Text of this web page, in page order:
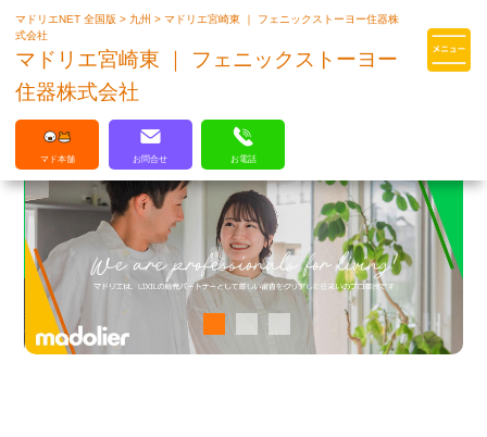
マドリエはLIXILの厳しい基準を
マドリエNET 全国版> 九州>マドリエ宮崎東 ｜ フェニックストーヨー住器株
式会社
マドリエ宮崎東 ｜ フェニックストーヨー
住器株式会社
マド本舗 お問合せ お電話